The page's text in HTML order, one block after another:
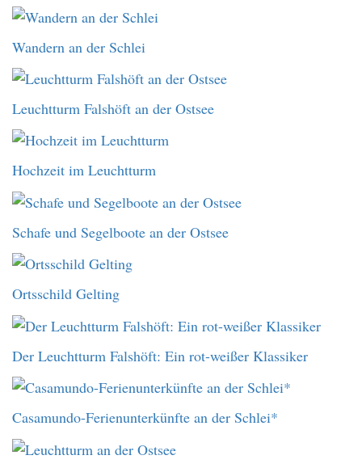
Wandern an der Schlei
Leuchtturm Falshöft an der Ostsee
Hochzeit im Leuchtturm
Schafe und Segelboote an der Ostsee
Ortsschild Gelting
Der Leuchtturm Falshöft: Ein rot-weißer Klassiker
Casamundo-Ferienunterkünfte an der Schlei*